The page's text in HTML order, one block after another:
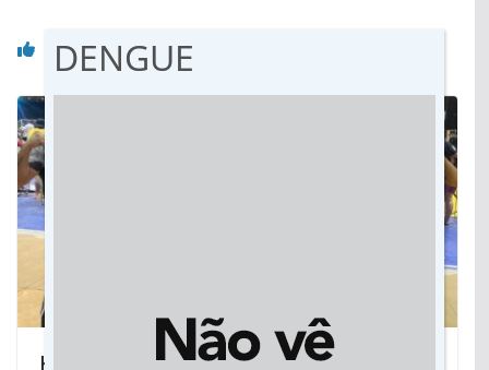
Você pode gostar também
Kickboxing: Jateí brilha em Dourados
DENGUE